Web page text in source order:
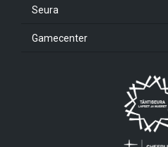
Seura
Gamecenter